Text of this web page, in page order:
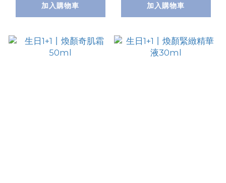
加入購物車 加入購物車